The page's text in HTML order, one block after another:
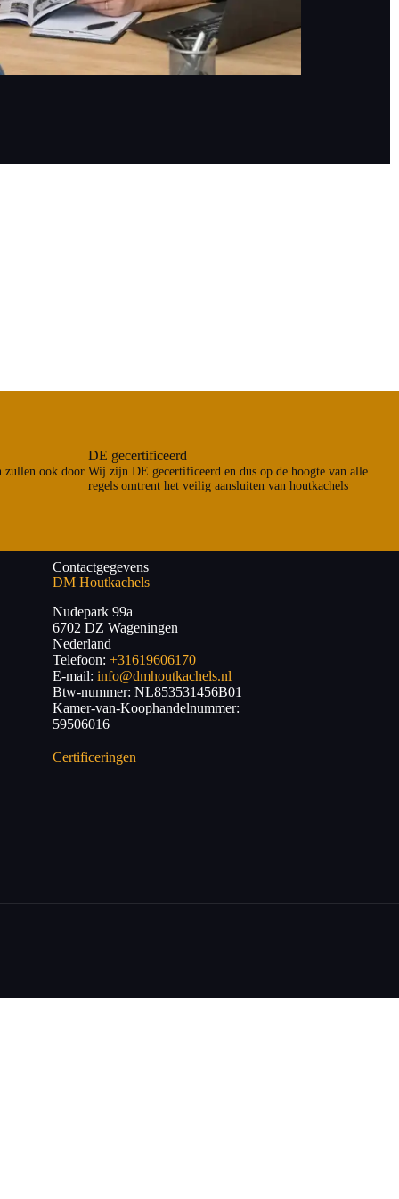
zullen ook door
DE gecertificeerd
Wij zijn DE gecertificeerd en dus op de hoogte van alle
regels omtrent het veilig aansluiten van houtkachels
Contactgegevens
DM Houtkachels
Nudepark 99a
6702 DZ Wageningen
Nederland
Telefoon: +31619606170
E-mail: info@dmhoutkachels.nl
Btw-nummer: NL853531456B01
Kamer-van-Koophandelnummer:
59506016
Certificeringen